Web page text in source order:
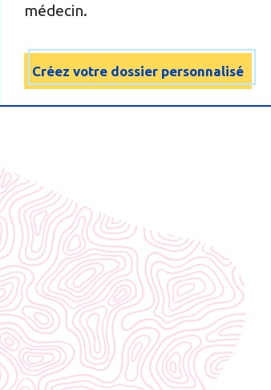
médecin.
Créez votre dossier personnalisé